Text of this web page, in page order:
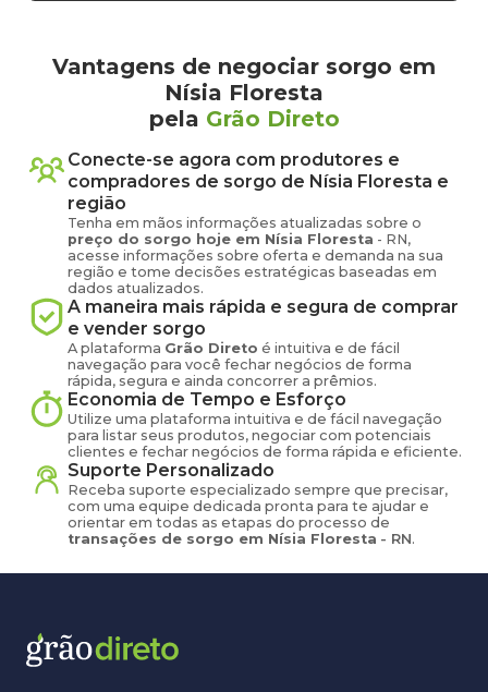
Vantagens de negociar sorgo em
Nísia Floresta
pela Grão Direto
Conecte-se agora com produtores e
compradores de sorgo de Nísia Floresta e
região
Tenha em mãos informações atualizadas sobre o
preço do sorgo hoje em Nísia Floresta - RN,
acesse informações sobre oferta e demanda na sua
região e tome decisões estratégicas baseadas em
dados atualizados.
A maneira mais rápida e segura de comprar
e vender sorgo
A plataforma Grão Direto é intuitiva e de fácil
navegação para você fechar negócios de forma
rápida, segura e ainda concorrer a prêmios.
Economia de Tempo e Esforço
Utilize uma plataforma intuitiva e de fácil navegação
para listar seus produtos, negociar com potenciais
clientes e fechar negócios de forma rápida e eficiente.
Suporte Personalizado
Receba suporte especializado sempre que precisar,
com uma equipe dedicada pronta para te ajudar e
orientar em todas as etapas do processo de
transações de sorgo em Nísia Floresta - RN.